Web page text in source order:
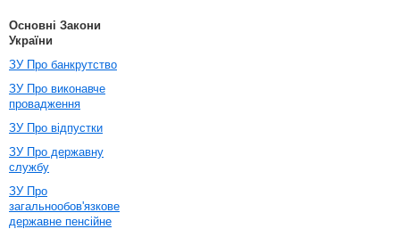
Основні Закони
України
ЗУ Про банкрутство
ЗУ Про виконавче
провадження
ЗУ Про відпустки
ЗУ Про державну
службу
ЗУ Про
загальнообов'язкове
державне пенсійне